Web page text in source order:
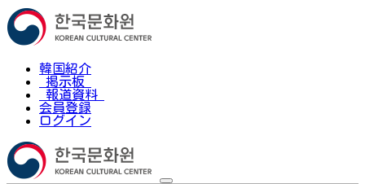
韓国紹介
掲示板
報道資料
会員登録
ログイン